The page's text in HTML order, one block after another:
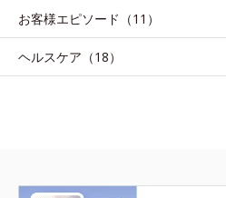
お客様エピソード（11）
ヘルスケア（18）